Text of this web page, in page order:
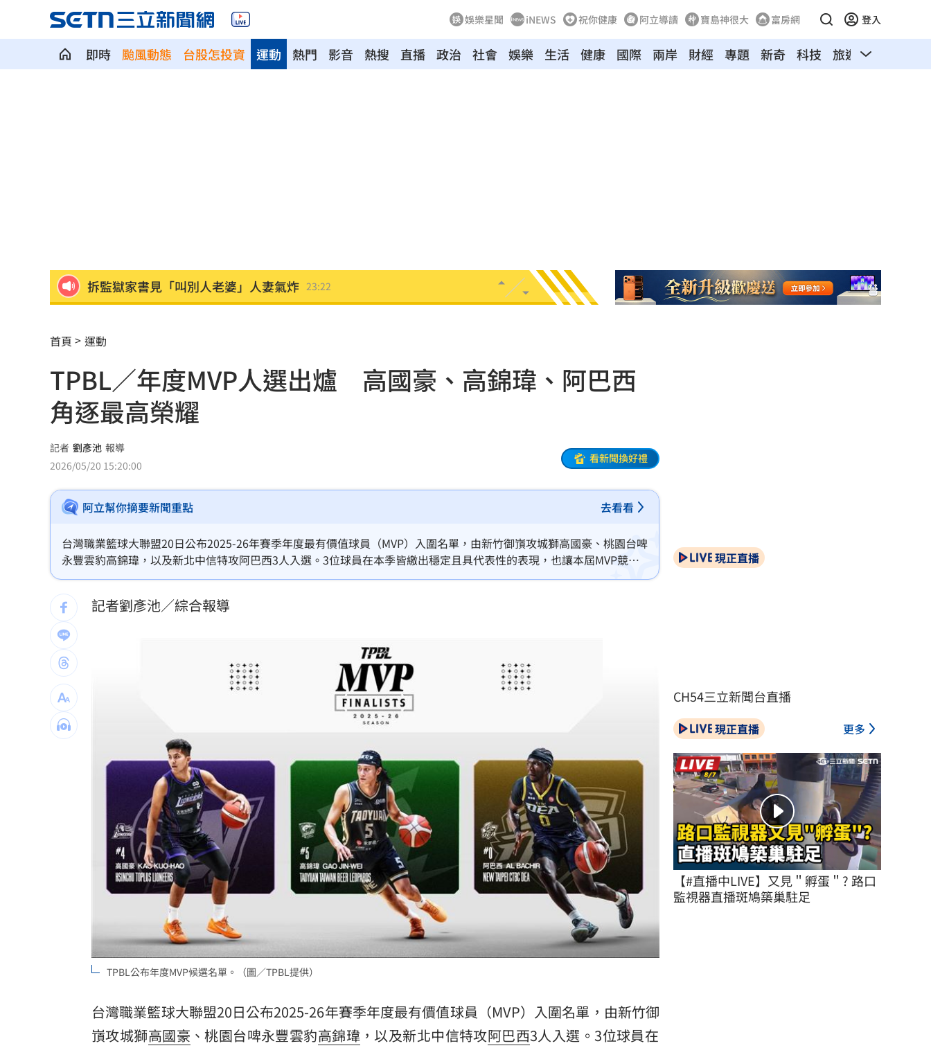
娛樂星聞 iNEWS 祝你健康 阿立導讀 寶島神很大 富房網 登入
即時 颱風動態 台股怎投資 熱門 影音 熱搜 直播 政治 社會 娛樂 生活 健康 國際 兩岸
運動 財經 專題 新奇 科技 旅遊 汽車
拆監獄家書見「叫別人老婆」人妻氣炸 23:22
社宅包租爆糾紛 房客控業者硬闖屋內趕人
馬斯克蓋地球最大晶圓廠 專家揭3大隱憂 23:09
泰國校園槍擊案增至9死 12歲女童不治
蔣市政一團糟？活動背板誤植HappiMess
飛機餐1果汁爆廁所之亂 醫：3類人勿亂喝
獨／田路路突改口找楊光友 許常德爆內幕
亨特認特權 哽咽談父拜登癌症轉移到骨頭 22:38
白海豚外圍雨帶特別紮實 鄭明典：別出門
慈濟買BNT遭詐 網朝聖郭董大小姐貼文 22:16
22:16
台灣彩券開獎直播中 20:31
LIVE三立+24小時直播 15:27
三立iNEWS新聞台線上直播 18:00
台彩父親節推新刮刮樂千萬頭獎超「爸」氣 12:00
商場戰國來臨 台中「頂奢大道」逐漸成形 12:00
「拍片人的多重宇宙」職涯論壇9/12登場！
8國球員齊聚高雄 Formosa 7s掀足球熱潮 10:00
首頁 運動
TPBL／年度MVP人選出爐 高國豪、高錦瑋、阿巴西
角逐最高榮耀
記者 劉彥池 報導
2026/05/20 15:20:00
看新聞換好禮
阿立幫你摘要新聞重點 去看看
台灣職業籃球大聯盟20日公布2025-26年賽季年度最有價值球員（MVP）入圍名單，由新竹御嵿攻城獅高國豪、桃園台啤
永豐雲豹高錦瑋，以及新北中信特攻阿巴西3人入選。3位球員在本季皆繳出穩定且具代表性的表現，也讓本屆MVP競爭
呈現高度膠著局面。
記者劉彥池／綜合報導
TPBL公布年度MVP候選名單。（圖／TPBL提供）
台灣職業籃球大聯盟20日公布2025-26年賽季年度最有價值球員（MVP）入圍名單，由新竹御
嵿攻城獅高國豪 、桃園台啤永豐雲豹高錦瑋 ，以及新北中信特攻阿巴西3人入選。3位球員在
現正直播
CH54三立新聞台直播
現正直播 更多
【#直播中LIVE】又見＂孵蛋＂? 路口
監視器直播斑鳩築巢駐足